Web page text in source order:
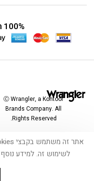
100% תשלום מאובטח
Ⓒ Wrangler, a Kontoor
Brands Company. All
Rights Reserved.
לשימוש זה. למידע נוסף